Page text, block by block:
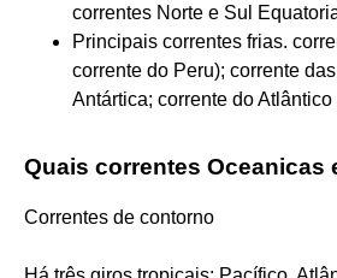
correntes Norte e Sul
Principais correntes frias.
corrente do Peru); corrente
Antártica; corrente do Atlântico
Quais correntes Oceanicas
Correntes de contorno